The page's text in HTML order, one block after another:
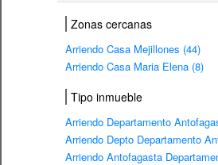
Zonas cercanas
Arriendo Casa Mejillones (44)
Arriendo Casa Maria Elena (8)
Tipo inmueble
Arriendo Departamento
Arriendo Depto Departamento
Arriendo Antofagasta